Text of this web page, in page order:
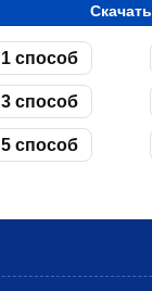
Скачать
1 способ
3 способ
5 способ